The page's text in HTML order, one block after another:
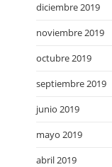
diciembre 2019
noviembre 2019
octubre 2019
septiembre 2019
junio 2019
mayo 2019
abril 2019